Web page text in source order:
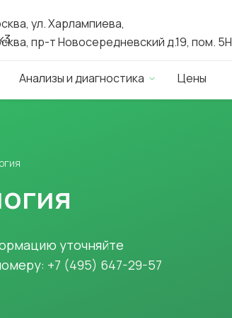
Анализы и диагностика Цены
ул. Харлампиева,
пр-т Новосередневский д.19, пом. 5Н
уточняйте
+7 (495) 647-29-57